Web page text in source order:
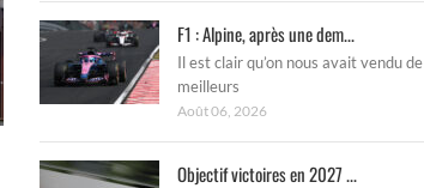
F1 : Alpine, après une dem...
Il est clair qu’on nous avait vendu de
meilleurs
Août 06, 2026
Objectif victoires en 2027 ...